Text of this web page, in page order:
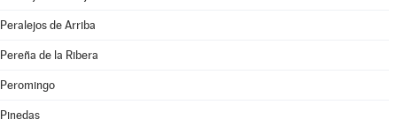
Peralejos de Arriba
Pereña de la Ribera
Peromingo
Pinedas